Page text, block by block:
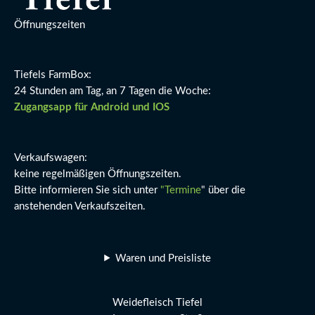
Öffnungszeiten
Tiefels FarmBox:
24 Stunden am Tag, an 7 Tagen die Woche:
Zugangsapp für Android und IOS
Verkaufswagen:
keine regelmäßigen Öffnungszeiten.
Bitte informieren Sie sich unter "Termine" über die
anstehenden Verkaufszeiten.
Waren und Preisliste
Weidefleisch Tiefel